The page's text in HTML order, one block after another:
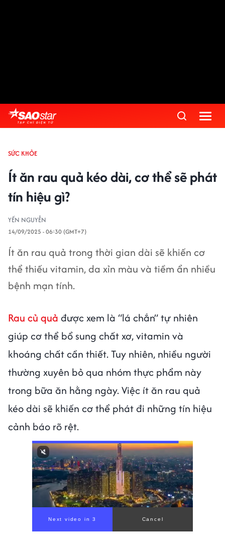
SỨC KHỎE
Ít ăn rau quả kéo dài, cơ thể sẽ phát
tín hiệu gì?
YẾN NGUYỄN
14/09/2025 - 06:30 (GMT+7)
Ít ăn rau quả trong thời gian dài sẽ khiến cơ
thể thiếu vitamin, da xỉn màu và tiềm ẩn nhiều
bệnh mạn tính.
Rau củ quả được xem là “lá chắn” tự nhiên
giúp cơ thể bổ sung chất xơ, vitamin và
khoáng chất cần thiết. Tuy nhiên, nhiều người
thường xuyên bỏ qua nhóm thực phẩm này
trong bữa ăn hằng ngày. Việc ít ăn rau quả
kéo dài sẽ khiến cơ thể phát đi những tín hiệu
cảnh báo rõ rệt.